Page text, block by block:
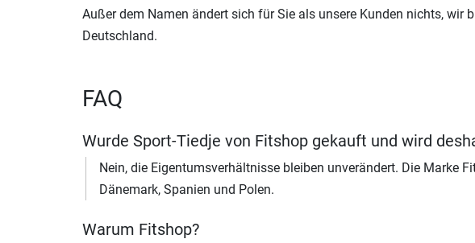
Außer dem Namen ändert sich für Sie als unsere Kunden nichts,
Deutschland.
FAQ
Wurde Sport-Tiedje von Fitshop gekauft und wird
Nein, die Eigentumsverhältnisse bleiben unverändert. Die Marke
Dänemark, Spanien und Polen.
Warum Fitshop?